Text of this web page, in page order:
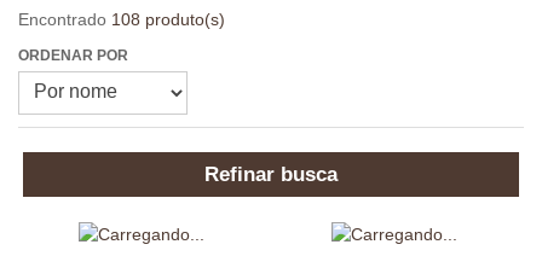
Encontrado 108 produto(s)
ORDENAR POR
Refinar busca